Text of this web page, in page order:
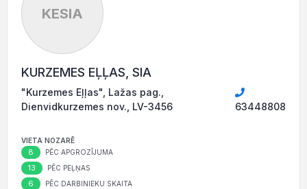
KESIA
KURZEMES EĻĻAS, SIA
"Kurzemes Eļļas", Lažas pag.,
Dienvidkurzemes nov., LV-3456
63448808
VIETA NOZARĒ
8 PĒC APGROZĪJUMA
13 PĒC PEĻŅAS
6 PĒC DARBINIEKU SKAITA